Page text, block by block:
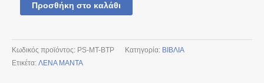
Προσθήκη στο καλάθι
Κωδικός προϊόντος: PS-MT-BTP Κατηγορία: ΒΙΒΛΙΑ
Ετικέτα: ΛΕΝΑ ΜΑΝΤΑ